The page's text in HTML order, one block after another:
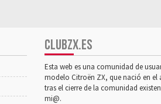
CLUBZX.ES
Esta web es una comunidad de
modelo Citroën ZX, que nació en el
tras el cierre de la comunidad
mi@.